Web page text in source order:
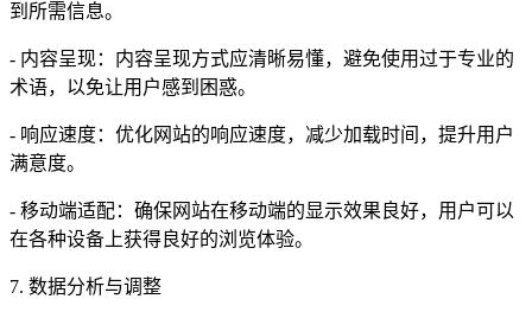
到所需信息。
- 内容呈现：内容呈现方式应清晰易懂，避免使用过于专业的
术语，以免让用户感到困惑。
- 响应速度：优化网站的响应速度，减少加载时间，提升用户
满意度。
- 移动端适配：确保网站在移动端的显示效果良好，用户可以
在各种设备上获得良好的浏览体验。
7. 数据分析与调整